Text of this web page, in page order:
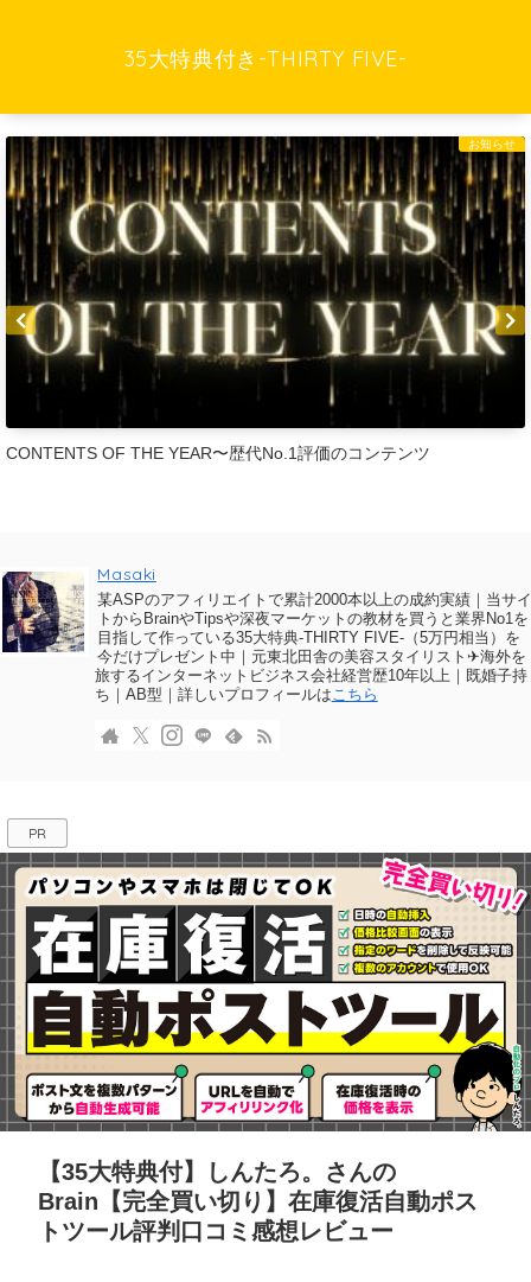
35大特典付き-THIRTY FIVE-
お知らせ
CONTENTS OF THE YEAR〜歴代No.1評価のコンテンツ
Masaki
某ASPのアフィリエイトで累計2000本以上の成約実績｜当サ
トからBrainやTipsや深夜マーケットの教材を買うと業界No1を
目指して作っている35大特典-THIRTY FIVE-（5万円相当）を
今だけプレゼント中｜元東北田舎の美容スタイリスト✈海外を
旅するインターネットビジネス会社経営歴10年以上｜既婚子持
ち｜AB型｜詳しいプロフィールはこちら
PR
【35大特典付】しんたろ。さんの
Brain【完全買い切り】在庫復活自動ポス
トツール評判口コミ感想レビュー